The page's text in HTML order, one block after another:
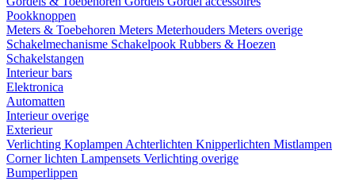
Pookknoppen
Meters & Toebehoren Meters Meterhouders Meters overige
Schakelmechanisme Schakelpook Rubbers & Hoezen
Schakelstangen
Interieur bars
Elektronica
Automatten
Interieur overige
Exterieur
Verlichting Koplampen Achterlichten Knipperlichten Mistlampen
Corner lichten Lampensets Verlichting overige
Bumperlippen